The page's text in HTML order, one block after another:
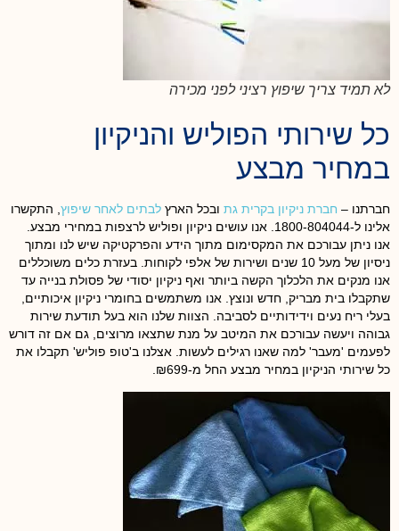
לא תמיד צריך שיפוץ רציני לפני מכירה
כל שירותי הפוליש והניקיון
במחיר מבצע
חברתנו – חברת ניקיון בקרית גת ובכל הארץ לבתים לאחר שיפוץ, התקשרו
אלינו ל-1800-804044. אנו עושים ניקיון ופוליש לרצפות במחירי מבצע.
אנו ניתן עבורכם את המקסימום מתוך הידע והפרקטיקה שיש לנו ומתוך
ניסיון של מעל 10 שנים ושירות של אלפי לקוחות. בעזרת כלים משוכללים
אנו מנקים את הלכלוך הקשה ביותר ואף ניקיון יסודי של פסולת בנייה עד
שתקבלו בית מבריק, חדש ונוצץ. אנו משתמשים בחומרי ניקיון איכותיים,
בעלי ריח נעים וידידותיים לסביבה. הצוות שלנו הוא בעל תודעת שירות
גבוהה ויעשה עבורכם את המיטב על מנת שתצאו מרוצים, גם אם זה דורש
לפעמים 'מעבר' למה שאנו רגילים לעשות. אצלנו ב'טופ פוליש' תקבלו את
כל שירותי הניקיון במחיר מבצע החל מ-₪699.